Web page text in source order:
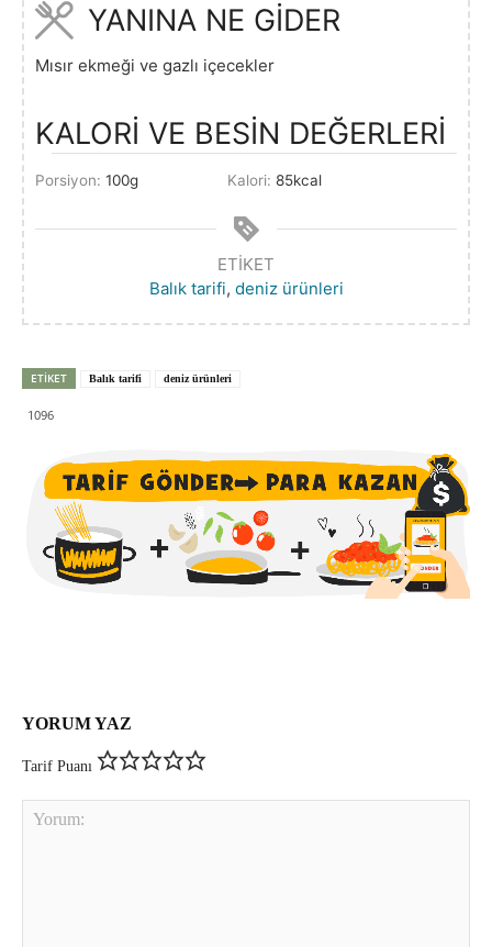
YANINA NE GİDER
Mısır ekmeği ve gazlı içecekler
KALORİ VE BESİN DEĞERLERİ
Porsiyon: 100g Kalori: 85kcal
ETIKET
Balık tarifi, deniz ürünleri
ETIKET Balık tarifi deniz ürünleri
1096
YORUM YAZ
Tarif Puanı